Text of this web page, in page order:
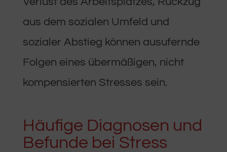
aus dem sozialen Umfeld und
sozialer Abstieg können ausufernde
Folgen eines übermäßigen, nicht
kompensierten Stresses sein.
Häufige Diagnosen und
Befunde bei Stress